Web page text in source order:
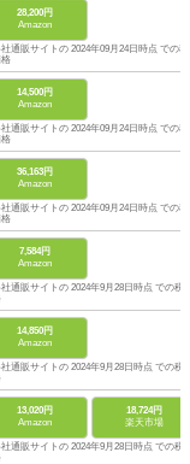
28,200円
Amazon
通販サイトの 2024年09月24日時点 での税
格
14,500円
Amazon
通販サイトの 2024年09月24日時点 での税
格
36,163円
Amazon
通販サイトの 2024年09月24日時点 での税
格
7,584円
Amazon
通販サイトの 2024年9月28日時点 での税
14,850円
Amazon
通販サイトの 2024年9月28日時点 での税
13,020円
Amazon
18,724円
楽天市場
通販サイトの 2024年9月28日時点 での税